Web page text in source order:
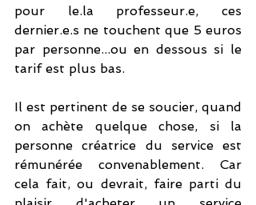
pour le.la professeur.e, ces
dernier.e.s ne touchent que 5 euros
par personne...ou en dessous si le
tarif est plus bas.
Il est pertinent de se soucier, quand
on achète quelque chose, si la
personne créatrice du service est
rémunérée convenablement. Car
cela fait, ou devrait, faire parti du